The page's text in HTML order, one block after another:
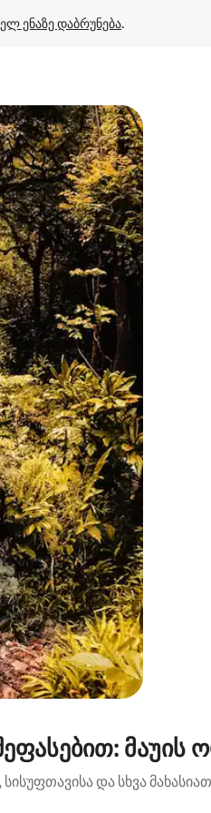
ენაზე დაბრუნება.
ისრებით ან შეხებისა თუ თითის
მაუის
და სხვა